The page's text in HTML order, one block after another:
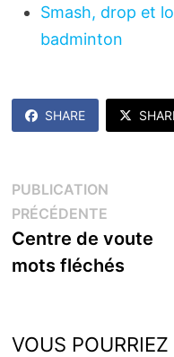
Smash, drop et
badminton
SHARE
Navigation
de
l’article
PUBLICATION
PRÉCÉDENTE
Centre de voute
mots fléchés
VOUS